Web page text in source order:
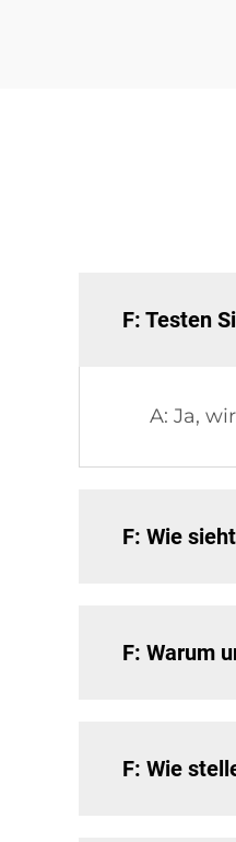
F: Testen
A: Ja,
F: Wie
F: Warum
F: Wie